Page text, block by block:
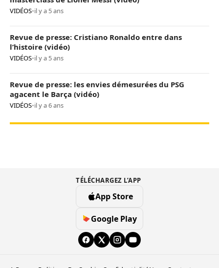
VIDÉOS•il y a 5 ans
Revue de presse: Cristiano Ronaldo entre dans
l’histoire (vidéo)
VIDÉOS•il y a 5 ans
Revue de presse: les envies démesurées du PSG
agacent le Barça (vidéo)
VIDÉOS•il y a 6 ans
TÉLÉCHARGEZ L’APP
App Store
Google Play